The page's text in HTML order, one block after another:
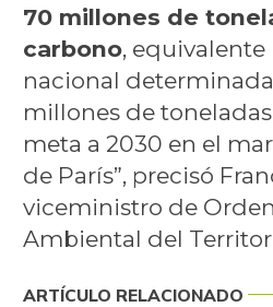
70 millones de
carbono,
nacional
millones de
meta a 2030 en el
de París”, precisó
viceministro de
Ambiental del
ARTÍCULO RELACIONADO